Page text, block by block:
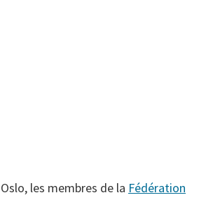
les membres de la Fédération